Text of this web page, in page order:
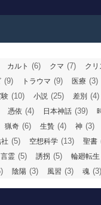
カルト (6) クマ (7) クリ
(9) トラウマ (9) 医療 (3)
(10) 小説 (25) 差別 (4)
憑依 (4) 日本神話 (39)
猟奇 (6) 生贄 (4) 神 (3)
(5) 空想科学 (13) 聖書
言霊 (5) 誘拐 (5) 輪廻転生
陰陽 (3) 風習 (3) 魂 (3)